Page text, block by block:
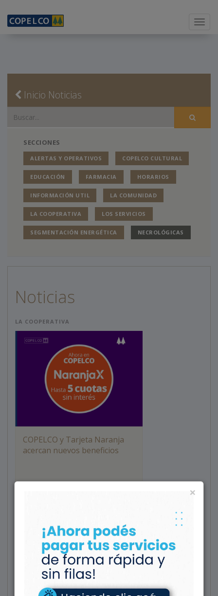
×
Menu
Inicio Noticias
SECCIONES
ALERTAS Y OPERATIVOS COPELCO CULTURAL
EDUCACIÓN FARMACIA HORARIOS
INFORMACIÓN UTIL LA COMUNIDAD
LA COOPERATIVA LOS SERVICIOS
SEGMENTACIÓN ENERGÉTICA NECROLÓGICAS
Noticias
LA COOPERATIVA
COPELCO y Tarjeta Naranja
acercan nuevos beneficios